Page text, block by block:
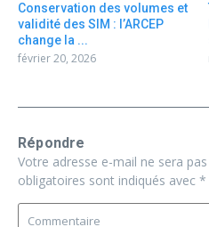
Conservation des volumes et
validité des SIM : l’ARCEP
change la ...
février 20, 2026
Répondre
Votre adresse e-mail ne sera
obligatoires sont indiqués avec *